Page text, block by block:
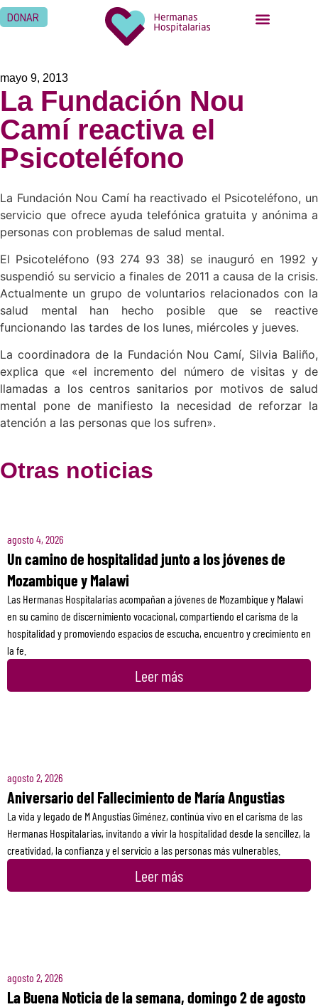
DONAR
mayo 9, 2013
La Fundación Nou
Camí reactiva el
Psicoteléfono
La Fundación Nou Camí ha reactivado el Psicoteléfono, un
servicio que ofrece ayuda telefónica gratuita y anónima a
personas con problemas de salud mental.
El Psicoteléfono (93 274 93 38) se inauguró en 1992 y
suspendió su servicio a finales de 2011 a causa de la crisis.
Actualmente un grupo de voluntarios relacionados con la
salud mental han hecho posible que se reactive
funcionando las tardes de los lunes, miércoles y jueves.
La coordinadora de la Fundación Nou Camí, Silvia Baliño,
explica que «el incremento del número de visitas y de
llamadas a los centros sanitarios por motivos de salud
mental pone de manifiesto la necesidad de reforzar la
atención a las personas que los sufren».
Otras noticias
agosto 4, 2026
Un camino de hospitalidad junto a los jóvenes de
Mozambique y Malawi
Las Hermanas Hospitalarias acompañan a jóvenes de Mozambique y Malawi
en su camino de discernimiento vocacional, compartiendo el carisma de la
hospitalidad y promoviendo espacios de escucha, encuentro y crecimiento en
la fe.
Leer más
agosto 2, 2026
Aniversario del Fallecimiento de María Angustias
La vida y legado de M Angustias Giménez, continúa vivo en el carisma de las
Hermanas Hospitalarias, invitando a vivir la hospitalidad desde la sencillez, la
creatividad, la confianza y el servicio a las personas más vulnerables.
Leer más
agosto 2, 2026
La Buena Noticia de la semana, domingo 2 de agosto